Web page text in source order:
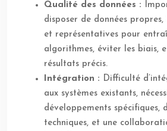
Qualité des données :
disposer de données
et représentatives pour
algorithmes, éviter les biais,
résultats précis.
Intégration : Difficulté
aux systèmes existants,
développements spécifiques,
techniques, et une